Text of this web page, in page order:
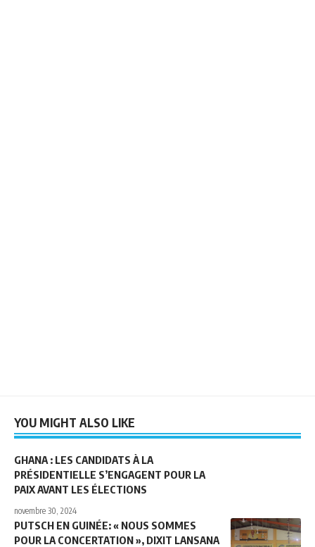
YOU MIGHT ALSO LIKE
GHANA : LES CANDIDATS À LA
PRÉSIDENTIELLE S’ENGAGENT POUR LA
PAIX AVANT LES ÉLECTIONS
novembre 30, 2024
PUTSCH EN GUINÉE: « NOUS SOMMES
POUR LA CONCERTATION », DIXIT LANSANA